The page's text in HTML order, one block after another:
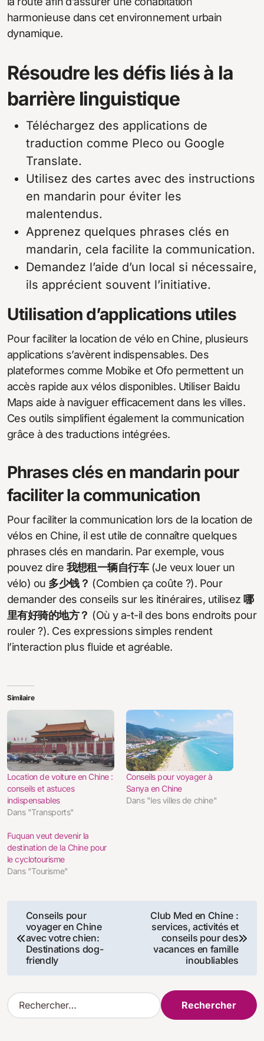
harmonieuse dans cet environnement urbain
dynamique.
Résoudre les défis liés à la
barrière linguistique
Téléchargez des applications de
traduction comme Pleco ou Google
Translate.
Utilisez des cartes avec des instructions
en mandarin pour éviter les
malentendus.
Apprenez quelques phrases clés en
mandarin, cela facilite la communication.
Demandez l’aide d’un local si nécessaire,
ils apprécient souvent l’initiative.
Utilisation d’applications utiles
Pour faciliter la location de vélo en Chine, plusieurs
applications s’avèrent indispensables. Des
plateformes comme Mobike et Ofo permettent un
accès rapide aux vélos disponibles. Utiliser Baidu
Maps aide à naviguer efficacement dans les villes.
Ces outils simplifient également la communication
grâce à des traductions intégrées.
Phrases clés en mandarin pour
faciliter la communication
Pour faciliter la communication lors de la location de
vélos en Chine, il est utile de connaître quelques
phrases clés en mandarin. Par exemple, vous
pouvez dire 我想租一辆自行车(Je veux louer un
vélo) ou 多少钱？ (Combien ça coûte ?). Pour
demander des conseils sur les itinéraires, utilisez 哪
里有好骑的地方？ (Où y a-t-il des bons endroits pour
rouler ?). Ces expressions simples rendent
l’interaction plus fluide et agréable.
Similaire
Location de voiture en Chine :
conseils et astuces
indispensables
Dans "Transports"
Conseils pour voyager à
Sanya en Chine
Dans "les villes de chine"
Fuquan veut devenir la
destination de la Chine pour
le cyclotourisme
Dans "Tourisme"
Navigation
de
l’article
Conseils pour
voyager en Chine
avec votre chien:
Destinations dog-
friendly
Club Med en Chine :
services, activités et
conseils pour des
vacances en famille
inoubliables
R
e